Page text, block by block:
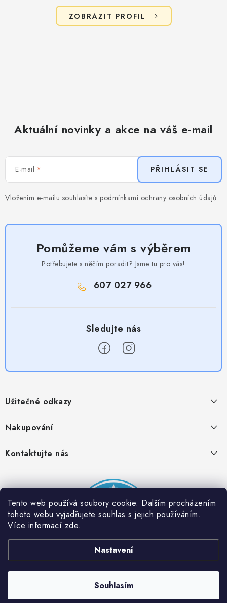
Tento web používá soubory cookie. Dalším procházením
tohoto webu vyjadřujete souhlas s jejich používáním..
Více informací zde.
Nastavení
Souhlasím
ZOBRAZIT PROFIL
Aktuální novinky a akce na váš e-mail
E-mail
Vložením e-mailu souhlasíte s podmínkami ochrany osobních údajů
PŘIHLÁSIT SE
Pomůžeme vám s výběrem
Potřebujete s něčím poradit? Jsme tu pro vás!
607 027 966
p
a
Užitečné odkazy
Provizní systém
Partner stránek: Super plecháček
Nakupování
Podmínky akce 2 + 1 zdarma
Kontaktujte nás
Dobrý triko. Všechna práva vyhrazena.